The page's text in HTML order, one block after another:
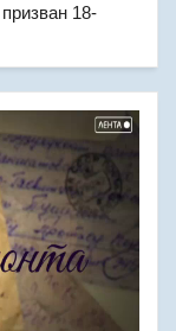
18-